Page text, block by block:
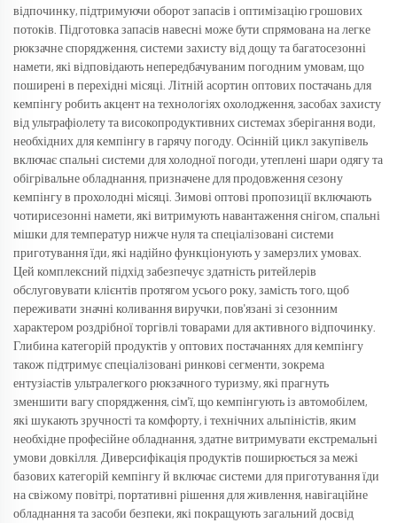
відпочинку, підтримуючи оборот запасів і оптимізацію грошових
потоків. Підготовка запасів навесні може бути спрямована на легке
рюкзачне спорядження, системи захисту від дощу та багатосезонні
намети, які відповідають непередбачуваним погодним умовам, що
поширені в перехідні місяці. Літній асортин оптових постачань для
кемпінгу робить акцент на технологіях охолодження, засобах захисту
від ультрафіолету та високопродуктивних системах зберігання води,
необхідних для кемпінгу в гарячу погоду. Осінній цикл закупівель
включає спальні системи для холодної погоди, утеплені шари одягу та
обігрівальне обладнання, призначене для продовження сезону
кемпінгу в прохолодні місяці. Зимові оптові пропозиції включають
чотирисезонні намети, які витримують навантаження снігом, спальні
мішки для температур нижче нуля та спеціалізовані системи
приготування їди, які надійно функціонують у замерзлих умовах.
Цей комплексний підхід забезпечує здатність ритейлерів
обслуговувати клієнтів протягом усього року, замість того, щоб
переживати значні коливання виручки, пов'язані зі сезонним
характером роздрібної торгівлі товарами для активного відпочинку.
Глибина категорій продуктів у оптових постачаннях для кемпінгу
також підтримує спеціалізовані ринкові сегменти, зокрема
ентузіастів ультралегкого рюкзачного туризму, які прагнуть
зменшити вагу спорядження, сім'ї, що кемпінгують із автомобілем,
які шукають зручності та комфорту, і технічних альпіністів, яким
необхідне професійне обладнання, здатне витримувати екстремальні
умови довкілля. Диверсифікація продуктів поширюється за межі
базових категорій кемпінгу й включає системи для приготування їди
на свіжому повітрі, портативні рішення для живлення, навігаційне
обладнання та засоби безпеки, які покращують загальний досвід